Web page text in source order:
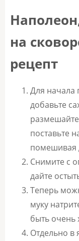
на
рецепт
Для начала
добавьте
поставьте
помешивая
Снимите с
дайте
Теперь
муку
быть очень
Отдельно в